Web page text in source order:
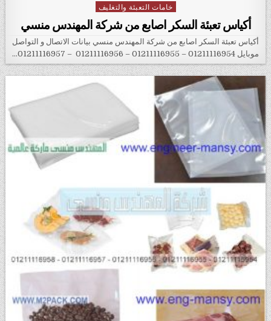
Posted in
خامات التعبئة والتغليف
أكياس تعبئة السكر اصابع من شركة المهندس منسي
أكياس تعبئة السكر اصابع من شركة المهندس منسي بيانات الاتصال و التواصل
موبايل 01211116954 – 01211116955 – 01211116956 – 01211116957…